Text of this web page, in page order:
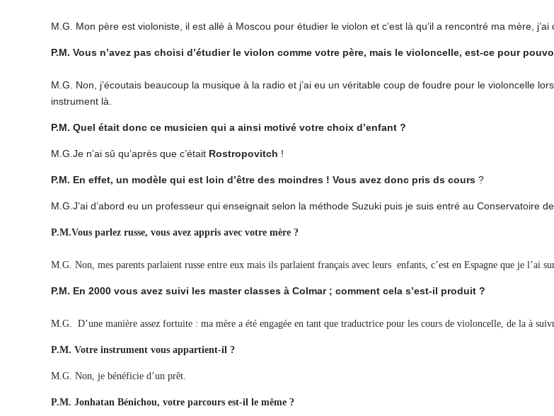
M.G. Mon père est violoniste, il est allé à Moscou pour étudier le violon et c’est là qu’il a rencontré ma mère,
P.M. Vous n’avez pas choisi d’étudier le violon comme votre père, mais le violoncelle, est-ce pour
M.G. Non, j’écoutais beaucoup la musique à la radio et j’ai eu un véritable coup de foudre pour le violoncelle
instrument là.
P.M. Quel était donc ce musicien qui a ainsi motivé votre choix d’enfant ?
M.G.Je n’ai sû qu’après que c’était Rostropovitch !
P.M. En effet, un modèle qui est loin d’être des moindres ! Vous avez donc pris ds cours ?
M.G.J’ai d’abord eu un professeur qui enseignait selon la méthode Suzuki puis je suis entré au Conservatoire
P.M.Vous parlez russe, vous avez appris avec votre mère ?
M.G. Non, mes parents parlaient russe entre eux mais ils parlaient français avec leurs enfants, c’est en Espagne que je l’ai
P.M. En 2000 vous avez suivi les master classes à Colmar ; comment cela s’est-il produit ?
M.G. D’une manière assez fortuite : ma mère a été engagée en tant que traductrice pour les cours de violoncelle, de la à
P.M. Votre instrument vous appartient-il ?
M.G. Non, je bénéficie d’un prêt
P.M. Jonhatan Bénichou, votre parcours est-il le même ?